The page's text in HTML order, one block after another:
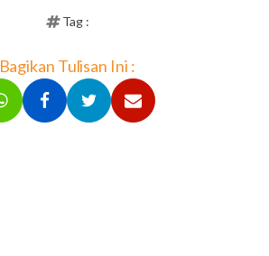
Tag :
Bagikan Tulisan Ini :